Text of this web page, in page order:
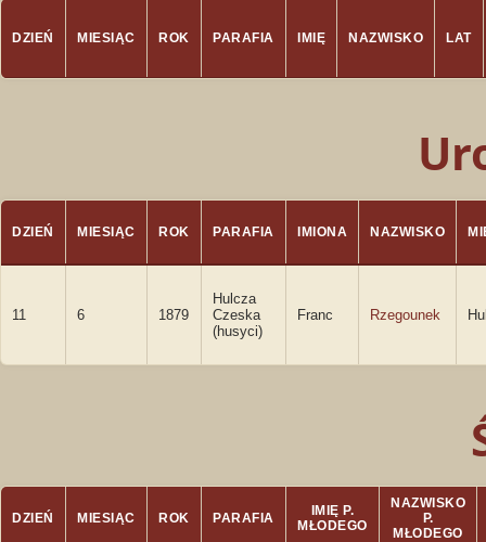
DZIEŃ MIESIĄC ROK PARAFIA IMIĘ NAZWISKO LAT
DZIEŃ MIESIĄC ROK PARAFIA IMIONA NAZWISKO
11 6 1879
Hulcza
Czeska
(husyci)
Franc Rzegounek
DZIEŃ MIESIĄC ROK PARAFIA
IMIĘ P.
MŁODEGO
NAZWISKO
P.
MŁODEGO